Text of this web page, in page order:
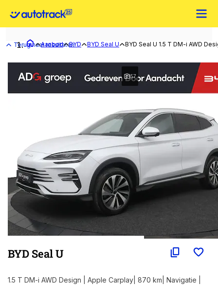
Terug naar resultaten
Aanbod BYD BYD Seal U BYD Seal U 1.5 T DM-i AWD
57
BYD Seal U
1.5 T DM-i AWD Design | Apple Carplay| 870 km| Navigatie |